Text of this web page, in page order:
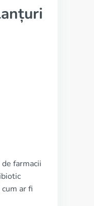
farmacii
ar fi